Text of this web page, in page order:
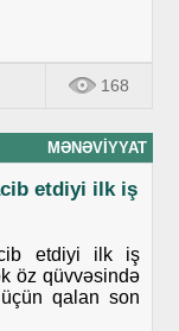
168
MƏNƏVIYYAT
etdiyi ilk iş
etdiyi ilk iş
öz qüvvəsində
qalan son